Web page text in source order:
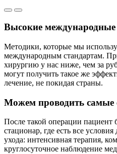
Высокие международные
Методики, которые мы
международным стандартам.
хирургию у нас ниже, чем за
могут получить такое же
лечение, не покидая страны.
Можем проводить самые
После такой операции пациент
стационар, где есть все
ухода: интенсивная терапия,
круглосуточное наблюдение